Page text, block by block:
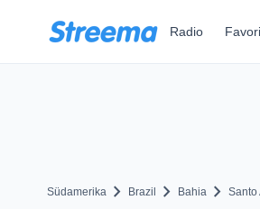
Radio
Südamerika chevron_right Brazil chevron_right Bahia chevron_right Santo